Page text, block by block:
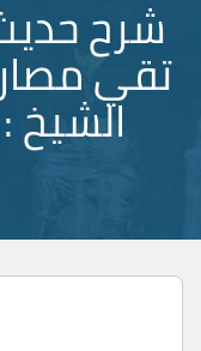
شرح
تقي
الشيخ